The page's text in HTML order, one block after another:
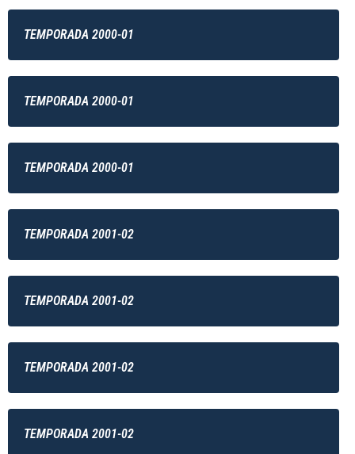
TEMPORADA 2000-01
TEMPORADA 2000-01
TEMPORADA 2000-01
TEMPORADA 2001-02
TEMPORADA 2001-02
TEMPORADA 2001-02
TEMPORADA 2001-02